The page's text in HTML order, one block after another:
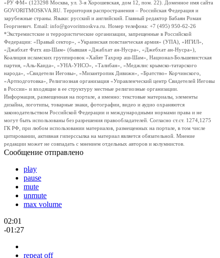
«РУ ФМ» (123298 Москва, ул. 3-я Хорошевская, дом 12, пом. 22). Доменное имя сайта
GOVORITMOSKVA.RU. Территория распространения – Российская Федерация и
зарубежные страны. Языки: русский и английский. Главный редактор Бабаян Роман
Георгиевич. Email: info@govoritmoskva.ru. Номер телефона: +7 (495) 950-62-26
*Экстремистские и террористические организации, запрещенные в Российской
Федерации: «Правый сектор», «Украинская повстанческая армия» (УПА), «ИГИЛ»,
«Джабхат Фатх аш-Шам» (бывшая «Джабхат ан-Нусра», «Джебхат ан-Нусра»),
Коалиция исламских группировок «Хайят Тахрир аш-Шам», Национал-Большевистская
партия, «Аль-Каида», «УНА-УНСО», «Талибан», «Меджлис крымско-татарского
народа», «Свидетели Иеговы», «Мизантропик Дивижн», «Братство» Корчинского,
«Артподготовка», Религиозная организация «Управленческий центр Свидетелей Иеговы
в России» и входящие в ее структуру местные религиозные организации.
Информация, размещенная на портале, а именно: текстовые материалы, элементы
дизайна, логотипы, товарные знаки, фотографии, видео и аудио охраняются
законодательством Российской Федерации и международными нормами права и не
могут быть использованы без разрешения правообладателей. Согласно ст.ст. 1274,1275
ГК РФ, при любом использовании материалов, размещенных на портале, в том числе
цитировании, активная гиперссылка на материал является обязательной. Мнение
редакции может не совпадать с мнением отдельных авторов и колумнистов.
Сообщение отправлено
play
pause
mute
unmute
max volume
02:01
-01:27
repeat off